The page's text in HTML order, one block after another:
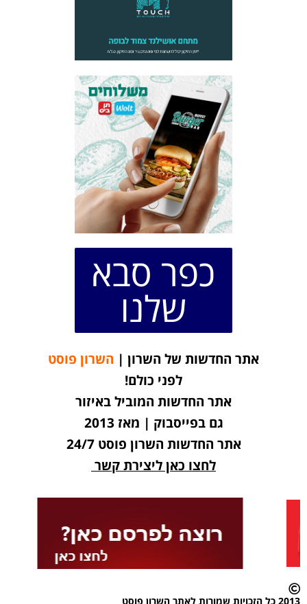
כפר סבא
שלנו
אתר החדשות של השרון | השרון פוסט
לפני כולם!
אתר החדשות המוביל באיזור
גם בפייסבוק | מאז 2013
אתר החדשות השרון פוסט 24/7
לחצו כאן ליצירת קשר
2013 כל הזכויות שמורות לאתר השרון פוסט